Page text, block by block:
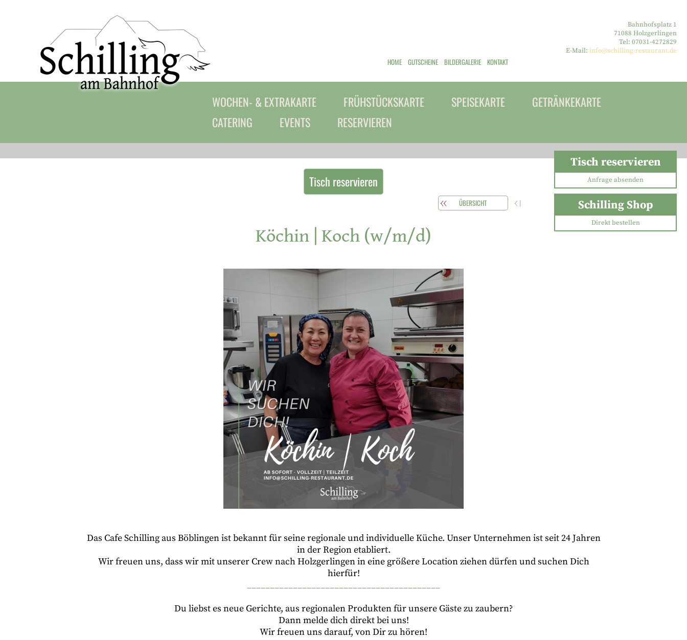
Bahnhofsplatz 1
71088 Holzgerlingen
Tel: 07031-4272829
E-Mail: info@schilling-restaurant.de
WOCHEN- & EXTRAKARTE FRÜHSTÜCKSKARTE SPEISEKARTE
GETRÄNKEKARTE
CATERING
EVENTS RESERVIEREN
HOME GUTSCHEINE BILDERGALERIE KONTAKT
Tisch reservieren
Anfrage absenden
Schilling Shop
Direkt bestellen
Tisch reservieren
ÜBERSICHT WEITERLESEN
Köchin | Koch (w/m/d)
Das Cafe Schilling aus Böblingen ist bekannt für seine regionale und individuelle Küche. Unser Unternehmen ist seit 24 Jahren
in der Region etabliert.
Wir freuen uns, dass wir mit unserer Crew nach Holzgerlingen in eine größere Location ziehen dürfen und suchen Dich
hierfür!
__________________________________________
Du liebst es neue Gerichte, aus regionalen Produkten für unsere Gäste zu zaubern?
Dann melde dich direkt bei uns!
Wir freuen uns darauf, von Dir zu hören!